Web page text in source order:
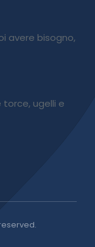
avere bisogno,
ugelli e